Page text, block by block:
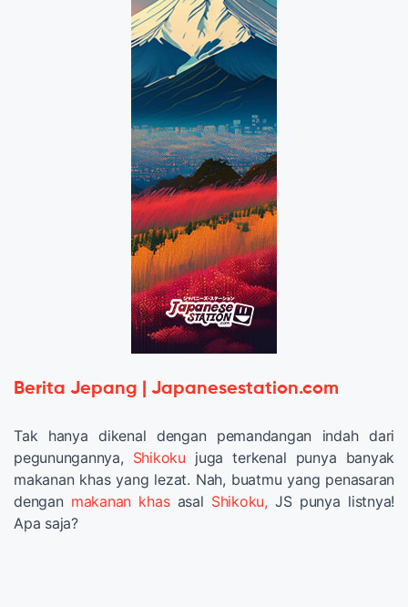
Berita Jepang | Japanesestation.com
Tak hanya dikenal dengan pemandangan indah dari
pegunungannya, Shikoku juga terkenal punya banyak
makanan khas yang lezat. Nah, buatmu yang penasaran
dengan makanan khasasal Shikoku, JS punya listnya!
Apa saja?